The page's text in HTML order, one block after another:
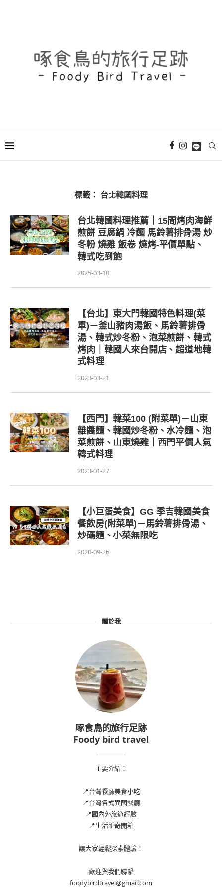
標籤： 台北韓國料理
台北韓國料理推薦｜15間烤肉海鮮
煎餅 豆腐鍋 冷麵 馬鈴薯排骨湯 炒
冬粉 燒雞 飯卷 燒烤-平價單點、
韓式吃到飽
2025-03-10
【台北】東大門韓國特色料理(菜
單)－釜山豬肉湯飯、馬鈴薯排骨
湯、韓式炒冬粉、泡菜煎餅、韓式
烤肉｜韓國人來台開店、超道地韓
式料理
2023-03-21
【西門】韓菜100 (附菜單)－山東
雜醬麵、韓國炒冬粉、水冷麵、泡
菜煎餅、山東燒雞｜西門平價人氣
韓式料理
2023-01-27
【小巨蛋美食】GG 季吉韓國美食
餐飲房(附菜單)－馬鈴薯排骨湯、
炒碼麵、小菜無限吃
2020-09-26
關於我
啄食鳥的旅行足跡
Foody bird travel
主要介紹：
📍台灣餐廳美食小吃
📍台灣各式異國餐廳
📍國內外旅遊經驗
📍生活新奇開箱
讓大家輕鬆探索體驗！
歡迎與我們聯繫
foodybirdtravel@gmail.com